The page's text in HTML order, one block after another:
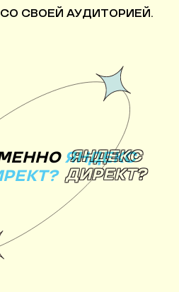
СВОЕЙ АУДИТОРИЕЙ.
ЯНДЕКС
ЯНДЕКС
ДИРЕКТ?